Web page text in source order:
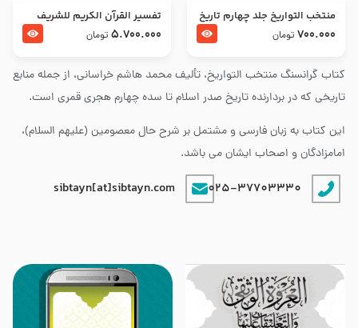
کتاب گرانسنگ منتخب التواريخ، تألیف محمد هاشم خراسانی، از جمله منابع
تاریخی که در بردارنده تاریخ صدر اسلام تا سده چهارم هجری قمری است.
این کتاب به زبان فارسی و مشتمل بر شرح حال معصومین (علیهم السلام)،
امامزادگان و اصحاب ایشان می باشد.
025-37703330
sibtayn[at]sibtayn.com
منتخب التواریخ جلد چهارم تاریخ
امام زین العابدین و امام محمد
700.000 تومان
تفسير القرآن الكريم للشريف
المرتضي قدس سرّه
5.700.000 تومان